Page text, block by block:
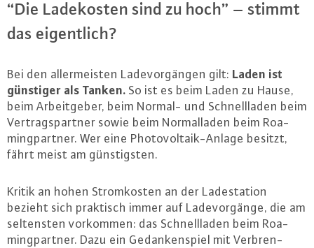
“Die La­de­kos­ten sind zu hoch” – stimmt
das ei­gent­lich?
Bei den al­ler­meis­ten La­de­vor­gän­gen gilt: Laden ist
günstiger als Tanken. So ist es beim Laden zu Hause,
beim Ar­beit­ge­ber, beim Normal- und Schnell­la­den beim
Ver­trags­part­ner sowie beim Nor­mal­la­den beim Roa­
ming­part­ner. Wer eine Pho­to­vol­ta­ik-An­la­ge besitzt,
fährt meist am güns­tigs­ten.
Kritik an hohen Strom­kos­ten an der La­de­sta­ti­on
bezieht sich praktisch immer auf La­de­vor­gän­ge, die am
sel­tens­ten vorkommen: das Schnell­la­den beim Roa­
ming­part­ner. Dazu ein Ge­dan­ken­spiel mit Ver­bren­